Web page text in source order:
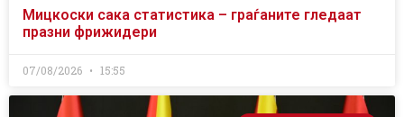
Мицкоски сака статистика – граѓаните гледаат
празни фрижидери
07/08/2026 15:55